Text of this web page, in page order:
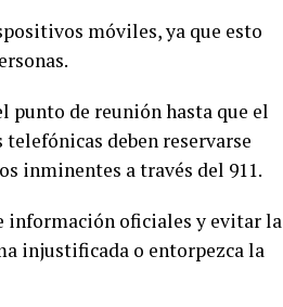
móviles, ya que esto
punto de reunión hasta que el
deben reservarse
inminentes a través del 911.
información oficiales y evitar la
injustificada o entorpezca la